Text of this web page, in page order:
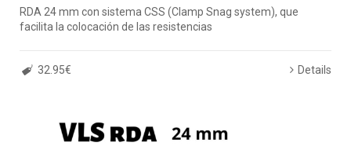
RDA 24 mm con sistema CSS (Clamp Snag system), que
facilita la colocación de las resistencias
32.95€ Details